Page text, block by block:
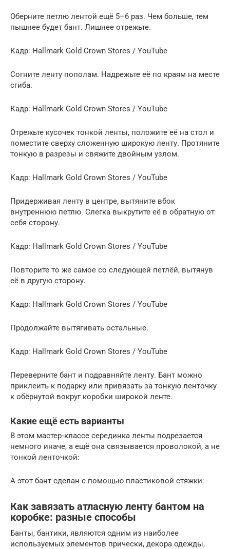
Оберните петлю лентой ещё 5–6 раз. Чем больше, тем
пышнее будет бант. Лишнее отрежьте.
Кадр: Hallmark Gold Crown Stores / YouTube
Согните ленту пополам. Надрежьте её по краям на месте
сгиба.
Кадр: Hallmark Gold Crown Stores / YouTube
Отрежьте кусочек тонкой ленты, положите её на стол и
поместите сверху сложенную широкую ленту. Протяните
тонкую в разрезы и свяжите двойным узлом.
Кадр: Hallmark Gold Crown Stores / YouTube
Придерживая ленту в центре, вытяните вбок
внутреннюю петлю. Слегка выкрутите её в обратную от
себя сторону.
Кадр: Hallmark Gold Crown Stores / YouTube
Повторите то же самое со следующей петлёй, вытянув
её в другую сторону.
Кадр: Hallmark Gold Crown Stores / YouTube
Продолжайте вытягивать остальные.
Кадр: Hallmark Gold Crown Stores / YouTube
Переверните бант и подравняйте ленту. Бант можно
приклеить к подарку или привязать за тонкую ленточку
к обёрнутой вокруг коробки широкой ленте.
Какие ещё есть варианты
В этом мастер‑классе серединка ленты подрезается
немного иначе, а ещё она связывается проволокой, а не
тонкой ленточкой:
А этот бант сделан с помощью пластиковой стяжки:
Как завязать атласную ленту бантом на
коробке: разные способы
Банты, бантики, являются одним из наиболее
используемых элементов прически, декора одежды,